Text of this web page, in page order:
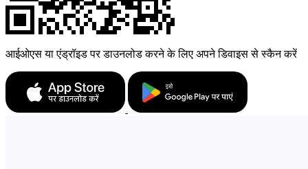
आईओएस या एंड्रॉइड पर डाउनलोड करने के लिए अपने डिवाइस से स्कैन करें